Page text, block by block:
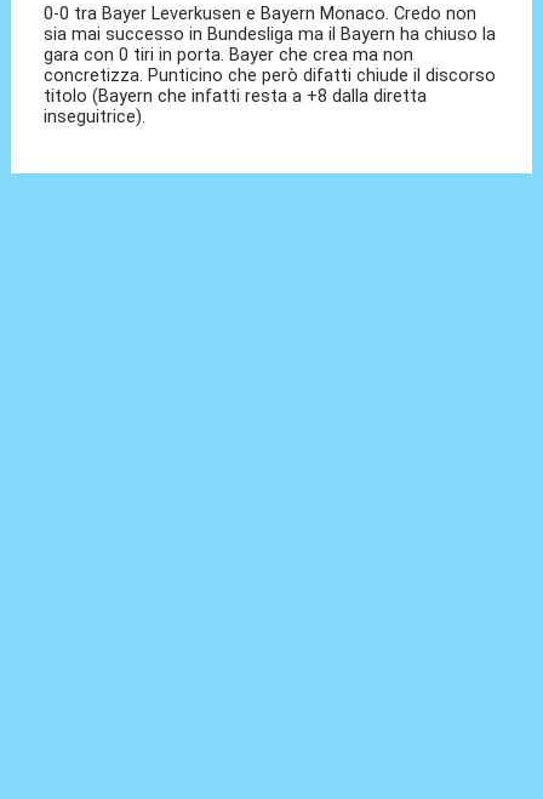
0-0 tra Bayer Leverkusen e Bayern Monaco. Credo non
sia mai successo in Bundesliga ma il Bayern ha chiuso la
gara con 0 tiri in porta. Bayer che crea ma non
concretizza. Punticino che però difatti chiude il discorso
titolo (Bayern che infatti resta a +8 dalla diretta
inseguitrice).